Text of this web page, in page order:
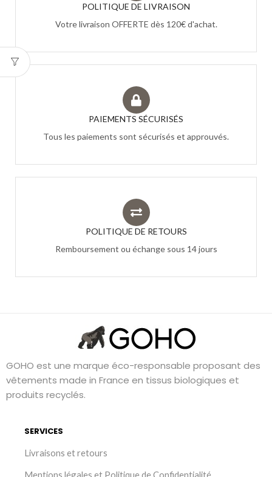
POLITIQUE DE LIVRAISON
Votre livraison OFFERTE dès 120€ d'achat.
PAIEMENTS SÉCURISÉS
Tous les paiements sont sécurisés et approuvés.
POLITIQUE DE RETOURS
Remboursement ou échange sous 14 jours
GOHO est une marque éco-responsable proposant des
vêtements made in France en tissus biologiques et
produits recyclés.
SERVICES
Livraisons et retours
Mentions légales et Politique de Confidentialité